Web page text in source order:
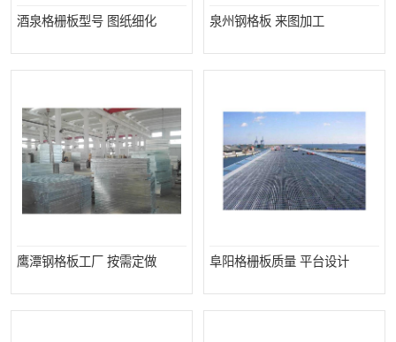
酒泉格栅板型号 图纸细化 泉州钢格板 来图加工
鹰潭钢格板工厂 按需定做 阜阳格栅板质量 平台设计
钢格栅踏步板 插接钢格板
整流格栅